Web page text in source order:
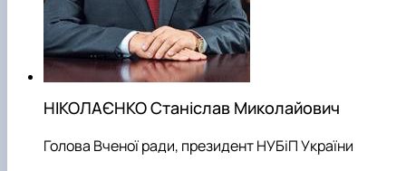
НІКОЛАЄНКО Станіслав Миколайович
Голова Вченої ради, президент НУБіП України